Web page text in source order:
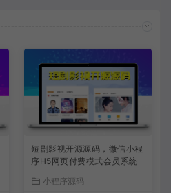
短剧影视开源源码，微信小程
序H5网页付费模式会员系统
小程序源码